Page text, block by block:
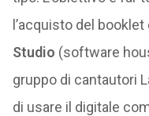
l’acquisto del booklet
Studio (software
gruppo di cantautori
di usare il digitale